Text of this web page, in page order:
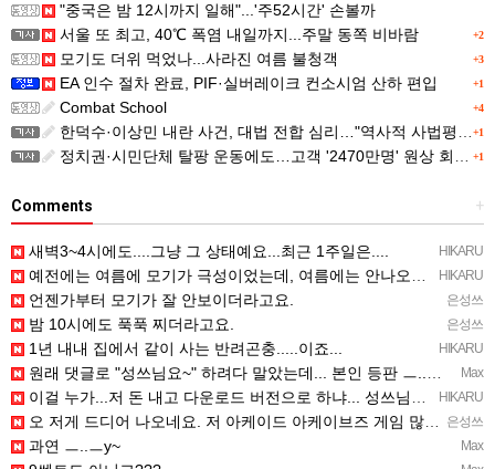
"중국은 밤 12시까지 일해"...'주52시간' 손볼까
+2
서울 또 최고, 40℃ 폭염 내일까지...주말 동쪽 비바람
+3
모기도 더위 먹었나...사라진 여름 불청객
+1
EA 인수 절차 완료, PIF·실버레이크 컨소시엄 산하 편입
+4
Combat School
+1
한덕수·이상민 내란 사건, 대법 전합 심리…"역사적 사법평가"(종합)
+1
정치권·시민단체 탈팡 운동에도…고객 '2470만명' 원상 회복, "고물가에 돌팡"
+
Comments
HIKARU
새벽3~4시에도....그냥 그 상태예요...최근 1주일은....
HIKARU
예전에는 여름에 모기가 극성이었는데, 여름에는 안나오는 것 같은.....ㅎ ㅎ)
은성쓰
언젠가부터 모기가 잘 안보이더라고요.
은성쓰
밤 10시에도 푹푹 찌더라고요.
HIKARU
1년 내내 집에서 같이 사는 반려곤충.....이죠...
Max
원래 댓글로 "성쓰님요~" 하려다 말았는데... 본인 등판 ㅡ..ㅡy~
HIKARU
이걸 누가...저 돈 내고 다운로드 버전으로 하냐... 성쓰님이 계셨다!!!...
은성쓰
오 저게 드디어 나오네요. 저 아케이드 아케이브즈 게임 많이 샀는데요 ㅎㅎㅎ
Max
과연 ㅡ..ㅡy~